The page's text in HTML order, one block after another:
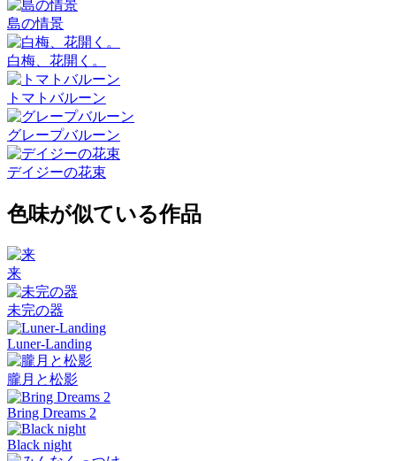
島の情景
白梅、花開く。
トマトバルーン
グレープバルーン
デイジーの花束
色味が似ている作品
来
未完の器
Luner-Landing
朧月と松影
Bring Dreams 2
Black night